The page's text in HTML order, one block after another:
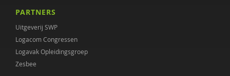
Julia Plukaard
Gabriël Prinsenberg
Erik Rijntjes
PARTNERS
Uitgeverij SWP
Logacom Congressen
Logavak Opleidingsgroep
Zesbee